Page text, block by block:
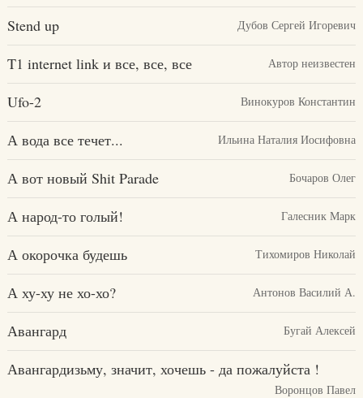
Stend up Дубов Сергей Игоревич
T1 internet link и все, все, все Автор неизвестен
Ufo-2 Винокуров Константин
А вода все течет... Ильина Наталия Иосифовна
А вот новый Shit Parade Бочаров Олег
А народ-то голый! Галесник Марк
А окорочка будешь Тихомиров Николай
А ху-ху не хо-хо? Антонов Василий А.
Авангард Бугай Алексей
Авангардизьму, значит, хочешь - да пожалуйста !
Воронцов Павел